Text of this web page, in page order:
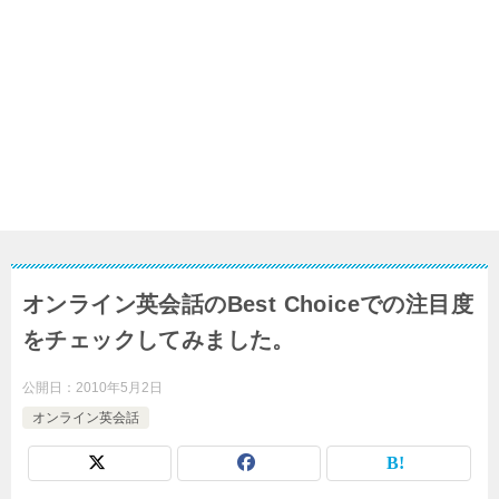
オンライン英会話のBest Choiceでの注目度
をチェックしてみました。
公開日： 2010年5月2日
オンライン英会話